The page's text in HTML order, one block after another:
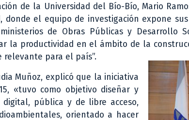
de la Universidad del Bío-Bío, Mario
el equipo de investigación expone
de Obras Públicas y Desarrollo
la productividad en el ámbito de la
para el país”.
Muñoz, explicó que la iniciativa
«tuvo como objetivo diseñar y
pública y de libre acceso,
orientado a hacer